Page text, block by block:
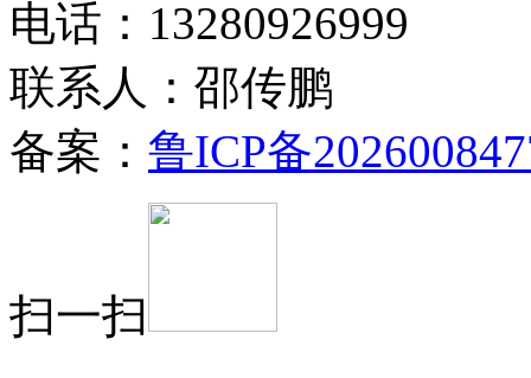
电话：13280926999
联系人：邵传鹏
备案： 鲁ICP备
扫一扫